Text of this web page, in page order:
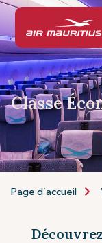
Classe
Page d’accueil